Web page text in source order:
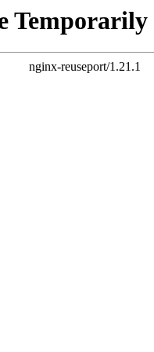
nginx-reuseport/1.21.1